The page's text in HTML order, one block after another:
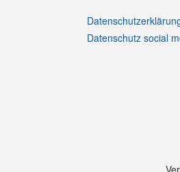
Datenschutz social